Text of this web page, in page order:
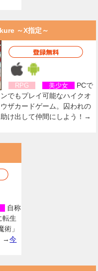
～X指定～
RPG 美少女
PCで
でもプレイ可能なハイクオ
ザカードゲーム。囚われの
け出して仲間にしよう！→
自称
転生
」
→今